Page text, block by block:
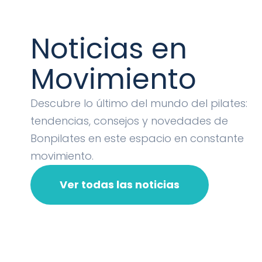
Noticias en
Movimiento
Descubre lo último del mundo del pilates:
tendencias, consejos y novedades de
Bonpilates en este espacio en constante
movimiento.
Ver todas las noticias